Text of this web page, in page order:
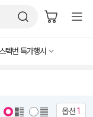
스텍번 특가행사
옵션1